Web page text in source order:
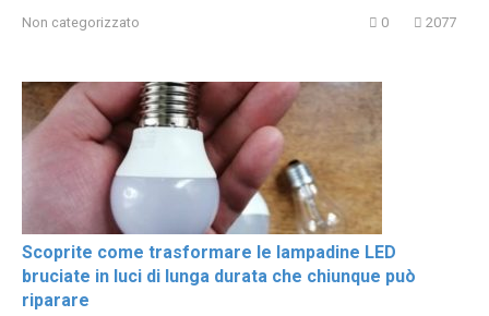
Non categorizzato 0 2077
Scoprite come trasformare le lampadine LED
bruciate in luci di lunga durata che chiunque può
riparare